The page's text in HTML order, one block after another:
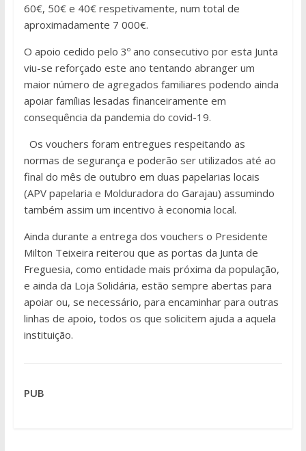
60€, 50€ e 40€ respetivamente, num total de
aproximadamente 7 000€.
O apoio cedido pelo 3º ano consecutivo por esta Junta
viu-se reforçado este ano tentando abranger um
maior número de agregados familiares podendo ainda
apoiar famílias lesadas financeiramente em
consequência da pandemia do covid-19.
Os vouchers foram entregues respeitando as
normas de segurança e poderão ser utilizados até ao
final do mês de outubro em duas papelarias locais
(APV papelaria e Molduradora do Garajau) assumindo
também assim um incentivo à economia local.
Ainda durante a entrega dos vouchers o Presidente
Milton Teixeira reiterou que as portas da Junta de
Freguesia, como entidade mais próxima da população,
e ainda da Loja Solidária, estão sempre abertas para
apoiar ou, se necessário, para encaminhar para outras
linhas de apoio, todos os que solicitem ajuda a aquela
instituição.
PUB